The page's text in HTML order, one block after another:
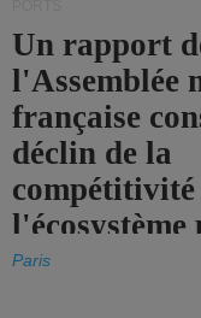
Un rapport
l'Assemblée
française
déclin de la
compétitivité
de l'État.
Paris